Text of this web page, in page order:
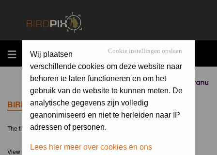
MENU
Sponsored by
Cookie instellingen opslaan
Wij plaatsen
verschillende cookies om deze website naar
behoren te laten functioneren en om het
gebruik van de website te kunnen meten. De
analytische gegevens zijn volledig
geanonimiseerd en niet te herleiden naar IP
adressen of personen.
Lees hier meer over cookies en ons
BIRDPIX.NL FORUM INDEX
The time now is Thu 06 Aug 2026, 22:01
View unanswered posts